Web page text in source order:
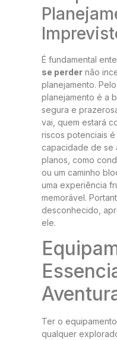
É fundamental
se perder não
planejamento.
planejamento é a
segura e
vai, quem estará
riscos potenciais
capacidade de se
planos, como
ou um caminho
uma experiência
memorável.
desconhecido,
ele.
Ter o
qualquer